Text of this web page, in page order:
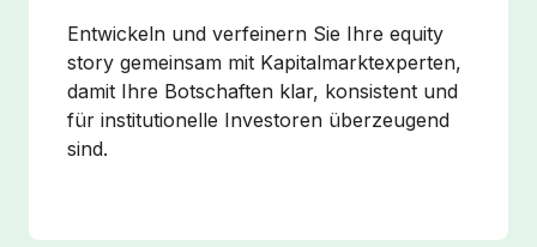
Entwickeln und verfeinern Sie Ihre equity
story gemeinsam mit Kapitalmarktexperten,
damit Ihre Botschaften klar, konsistent und
für institutionelle Investoren überzeugend
sind.